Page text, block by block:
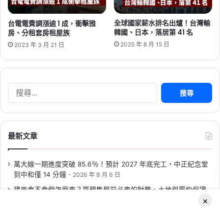
2026-06-16
桃園航空城 2 大社會住宅啟
動！橫埔、誠聖近 1800 戶招
Tag:
社宅戶數,桃園社會住宅,桃園租屋,社會住宅
台電電費調漲逾 1 成，衝擊雅
房、分租套房租屋族
2023 年 3 月 21 日
全球國家薪水排名出爐！台灣輸
韓國、日本，落居第 41 名
2025 年 8 月 15 日
搜
最新文章
萬大線一期進度突破 85.6％！預計 2027 年底完工，中正紀念堂
到中和僅 14 分鐘
2026 年 8 月 6 日
建商會不會倒怎麼查？買預售屋前必查的財務、土地與履約保證
×